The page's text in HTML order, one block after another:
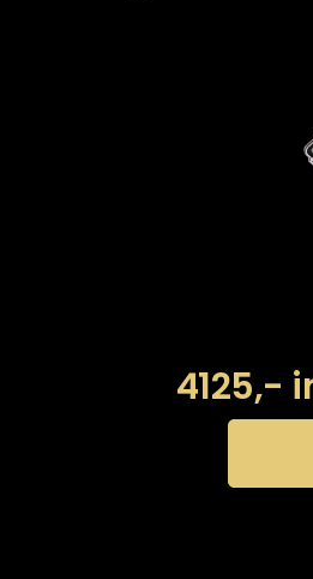
4125,-